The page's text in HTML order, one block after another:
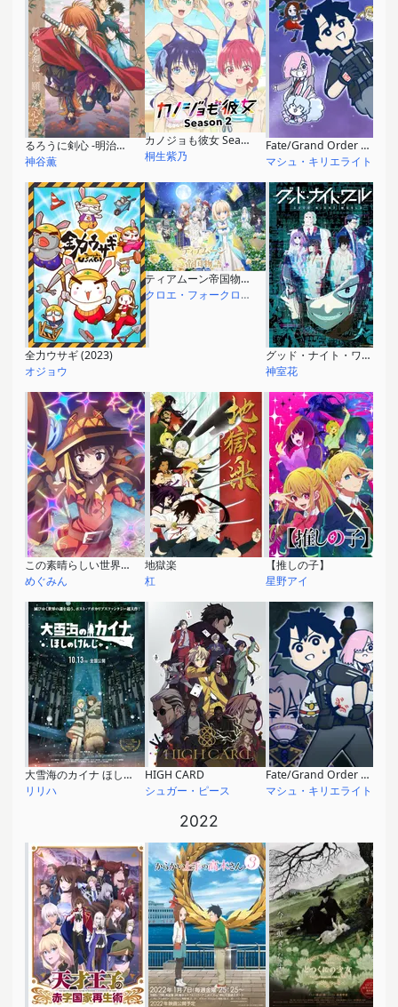
るろうに剣心 -明治剣客浪漫譚- (2023)
神谷薫
カノジョも彼女 Season 2
桐⽣紫乃
Fate/Grand Order 藤丸立香はわからない
マシュ・キリエライト
全力ウサギ (2023)
オジョウ
ティアムーン帝国物語～断頭台から始まる、姫の転生逆転ストーリー～
クロエ・フォークロード
グッド・ナイト・ワールド
神室花
この素晴らしい世界に爆焔を！
めぐみん
地獄楽
杠
【推しの子】
星野アイ
大雪海のカイナ ほしのけんじゃ
リリハ
HIGH CARD
シュガー・ピース
Fate/Grand Order 藤丸立香はわからない 大忘年おたのしみ会2023
マシュ・キリエライト
2022